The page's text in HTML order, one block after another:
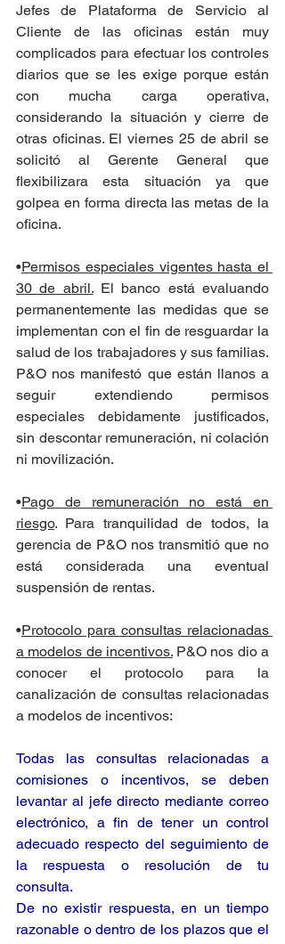
Jefes de Plataforma de Servicio al
Cliente de las oficinas están muy
complicados para efectuar los controles
diarios que se les exige porque están
con mucha carga operativa,
considerando la situación y cierre de
otras oficinas. El viernes 25 de abril se
solicitó al Gerente General que
flexibilizara esta situación ya que
golpea en forma directa las metas de la
oficina.
•Permisos especiales vigentes hasta el
30 de abril. El banco está evaluando
permanentemente las medidas que se
implementan con el fin de resguardar la
salud de los trabajadores y sus familias.
P&O nos manifestó que están llanos a
seguir extendiendo permisos
especiales debidamente justificados,
sin descontar remuneración, ni colación
ni movilización.
•Pago de remuneración no está en
riesgo. Para tranquilidad de todos, la
gerencia de P&O nos transmitió que no
está considerada una eventual
suspensión de rentas.
•Protocolo para consultas relacionadas
a modelos de incentivos. P&O nos dio a
conocer el protocolo para la
canalización de consultas relacionadas
a modelos de incentivos:
Todas las consultas relacionadas a
comisiones o incentivos, se deben
levantar al jefe directo mediante correo
electrónico, a fin de tener un control
adecuado respecto del seguimiento de
la respuesta o resolución de tu
consulta.
De no existir respuesta, en un tiempo
razonable o dentro de los plazos que el